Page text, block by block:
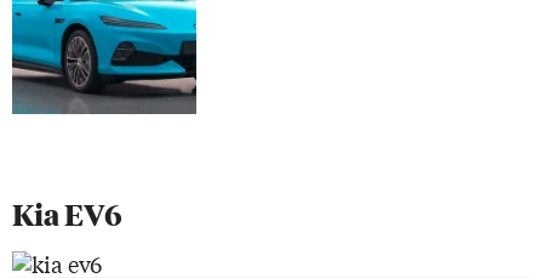
Kia EV6